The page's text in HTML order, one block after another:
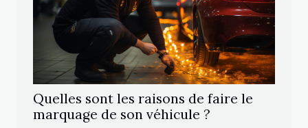
Quelles sont les raisons de faire le
marquage de son véhicule ?